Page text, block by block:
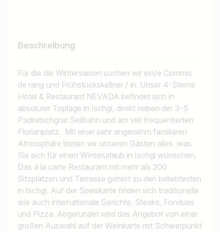
Beschreibung
Für die die Wintersaison suchen wir ein/e Commis
de rang und Frühstückskellner / in. Unser 4-Sterne
Hotel & Restaurant NEVADA befindet sich in
absoluter Toplage in Ischgl, direkt neben der 3-S
Padratschgrat Seilbahn und am viel frequentierten
Florianplatz. Mit einer sehr angenehm familiären
Atmosphäre bieten wir unseren Gästen alles, was
Sie sich für einen Winterurlaub in Ischgl wünschen.
Das á la carte Restaurant mit mehr als 200
Sitzplätzen und Terrasse gehört zu den beliebtesten
in Ischgl. Auf der Speiskarte finden sich traditionelle
wie auch internationale Gerichte, Steaks, Fondues
und Pizza. Abgerundet wird das Angebot von einer
großen Auswahl auf der Weinkarte mit Schwerpunkt